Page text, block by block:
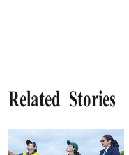
Related Stories